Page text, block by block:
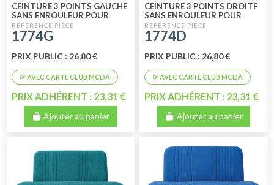
CEINTURE 3 POINTS GAUCHE
SANS ENROULEUR POUR
2CV4 - 2CV6 - DYANE
1774G
PRIX PUBLIC : 26,80 €
PRIX ADHÉRENT : 23,31 €
Ajouter au panier
CEINTURE 3 POINTS DROITE
SANS ENROULEUR POUR
2CV4 - 2CV6 - DYANE
1774D
PRIX PUBLIC : 26,80 €
PRIX ADHÉRENT : 23,31 €
Ajouter au panier